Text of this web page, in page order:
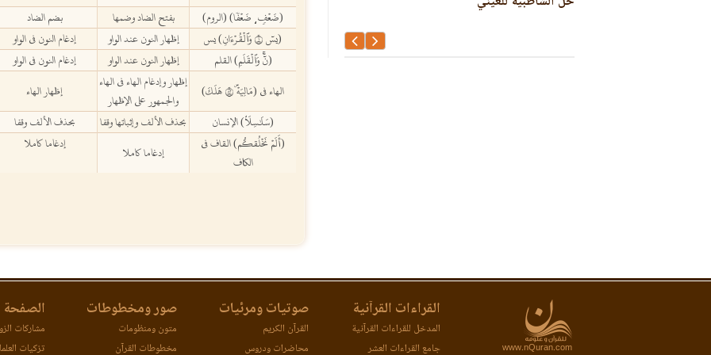
(ضَعۡفٖ، ضَعۡفٗا) (الروم) بفتح الضاد وضمها بضم الضاد
(يسٓ ١ وَٱلۡقُرۡءَانِ) يس
إظهار النون عند الواو إدغام النون في الواو
(نٓۚ وَٱلۡقَلَمِ) القلم
إظهار النون عند الواو إدغام النون في الواو
الهاء في (مَالِيَهۡۜ ٢٨ هَلَكَ)
إظهار وإدغام الهاء في الهاء
والجمهور على الإظهار
إظهار الهاء
(سَلَٰسِلَاْ) الإنسان
بحذف الألف وإثباتها وقفا بحذف الألف وقفا
(أَلَمۡ نَخۡلُقكُّم) القاف في
الكاف
إدغاما كاملا إدغاما كاملا
www.nQuran.com
القراءات القرآنية
المدخل للقراءات القرآنية
جامع القراءات العشر
صوتيات ومرئيات
القرآن الكريم
محاضرات ودروس
صور ومخطوطات
متون ومنظومات
مخطوطات القرآن
الصفحة
مشاركات
تزكيات